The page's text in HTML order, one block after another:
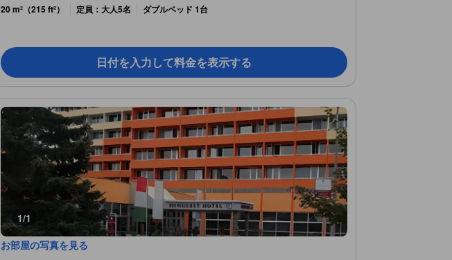
20 m²（215 ft²） 定員：大人5名 ダブルベッド 1台
日付を入力して料金を表示する
1/1
お部屋の写真を見る